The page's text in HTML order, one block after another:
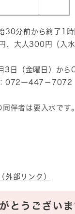
30分前から終了1時
大人300円（入水
日（金曜日）から
072ー447－
伴者は要入水です。
外部リンク）
とうござい